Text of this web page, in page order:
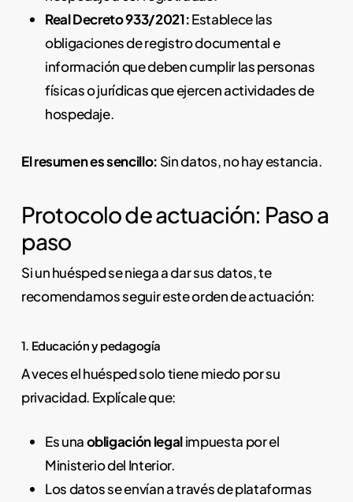
Real Decreto 933/2021:Establece las
obligaciones de registro documental e
información que deben cumplir las personas
físicas o jurídicas que ejercen actividades de
hospedaje.
El resumen es sencillo: Sin datos, no hay estancia.
Protocolo de actuación: Paso a
paso
Si un huésped se niega a dar sus datos, te
recomendamos seguir este orden de actuación:
1. Educación y pedagogía
A veces el huésped solo tiene miedo por su
privacidad. Explícale que:
Es unaobligación legalimpuesta por el
Ministerio del Interior.
Los datos se envían a través de plataformas